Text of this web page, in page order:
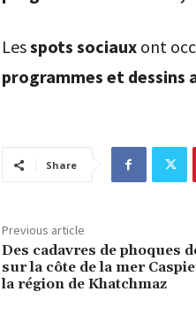
Lesspots sociauxont
programmes et dessins
Share
Previous article
Des cadavres de phoques
sur la côte de la mer
la région de Khatchmaz